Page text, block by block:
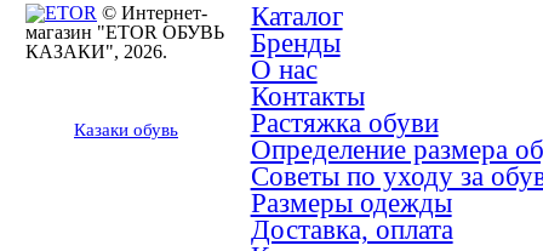
© Интернет-
магазин "ETOR ОБУВЬ
КАЗАКИ", 2026.
Казаки обувь
Каталог
Бренды
О нас
Контакты
Растяжка обуви
Определение размера
Советы по уходу за
Размеры одежды
Доставка, оплата